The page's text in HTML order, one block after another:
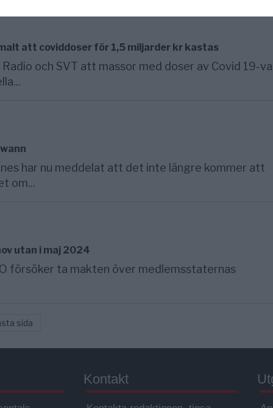
att coviddoser för 1,5 miljarder kr kastas
och SVT att massor med doser av Covid 19-
har nu meddelat att det inte längre kommer att
om...
utan i maj 2024
försöker ta makten över medlemsstaternas
sida
Kontakt